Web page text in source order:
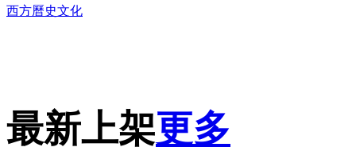
西方曆史文化
最新上架更多